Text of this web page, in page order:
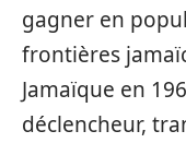
gagner en
frontières
Jamaïque en
déclencheur,